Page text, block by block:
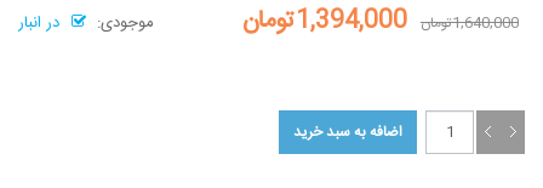
موجودی:
در انبار 1,640,000تومان 1,394,000تومان